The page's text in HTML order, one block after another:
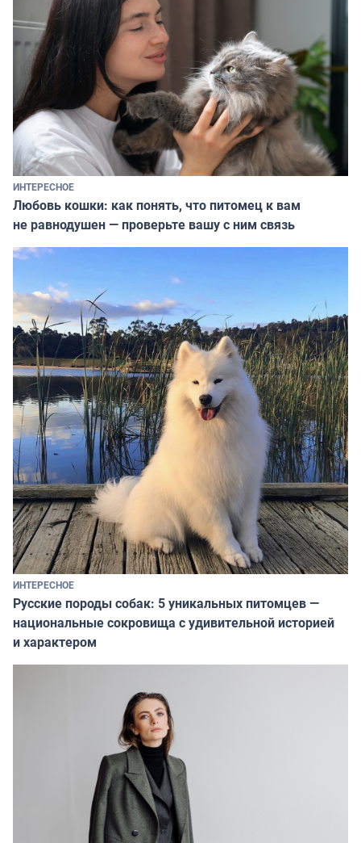
ИНТЕРЕСНОЕ
Любовь кошки: как понять, что питомец к вам
не равнодушен — проверьте вашу с ним связь
ИНТЕРЕСНОЕ
Русские породы собак: 5 уникальных питомцев —
национальные сокровища с удивительной историей
и характером